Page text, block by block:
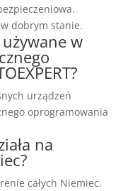
dobrym stanie.
w
urządzeń
oprogramowania
na
całych Niemiec.